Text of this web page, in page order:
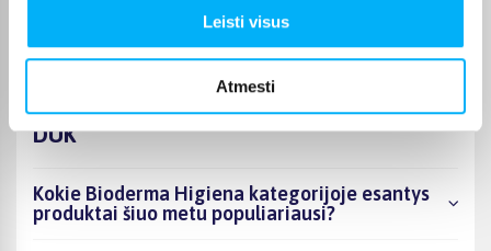
Leisti visus
Atmesti
DUK
Kokie Bioderma Higiena kategorijoje esantys
produktai šiuo metu populiariausi?